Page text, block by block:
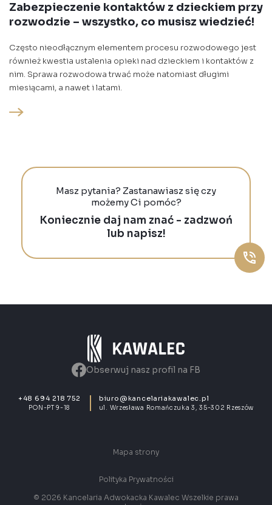
Zabezpieczenie kontaktów z dzieckiem przy
rozwodzie – wszystko, co musisz wiedzieć!
Często nieodłącznym elementem procesu rozwodowego jest
również kwestia ustalenia opieki nad dzieckiem i kontaktów z
nim. Sprawa rozwodowa trwać może natomiast długimi
miesiącami, a nawet i latami.
Masz pytania? Zastanawiasz się czy
możemy Ci pomóc?
Koniecznie daj nam znać - zadzwoń
lub napisz!
Obserwuj nasz profil na FB
+48 694 218 752
PON-PT 9-18
biuro@kancelariakawalec.pl
ul. Wrzesława Romańczuka 3, 35-302 Rzeszów
© 2026 Kancelaria Adwokacka Kawalec Wszelkie prawa
Polityka Prywatności
Mapa strony